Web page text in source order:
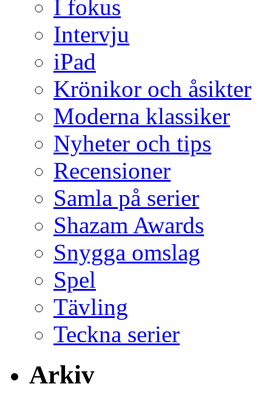
I fokus
Intervju
iPad
Krönikor och åsikter
Moderna klassiker
Nyheter och tips
Recensioner
Samla på serier
Shazam Awards
Snygga omslag
Spel
Tävling
Teckna serier
Arkiv